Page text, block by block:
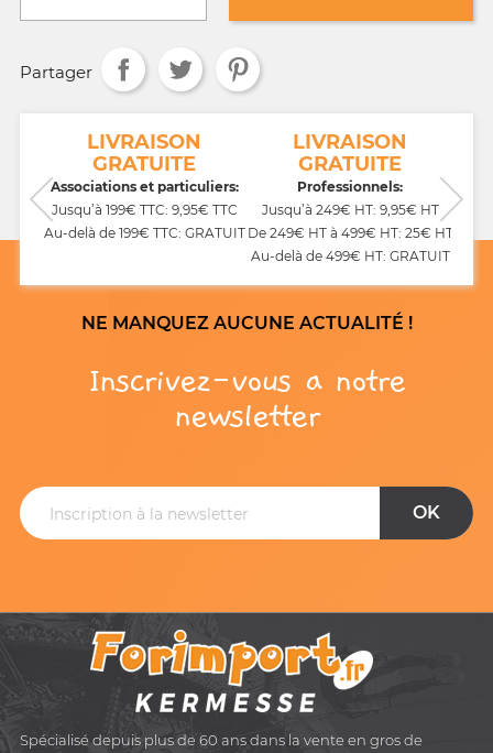
Conditionnement :
Age :
Partager
LIVRAISON
GRATUITE
Associations et particuliers:
Jusqu’à 199€ TTC: 9,95€ TTC
Au-delà de 199€ TTC: GRATUIT
LIVRAISON
GRATUITE
Professionnels:
Jusqu’à 249€ HT: 9,95€ HT
De 249€ HT à 499€ HT: 25€ HT
Au-delà de 499€ HT: GRATUIT
NE MANQUEZ AUCUNE ACTUALITÉ !
Inscrivez-vous a notre
newsletter
Spécialisé depuis plus de 60 ans dans la vente en gros de